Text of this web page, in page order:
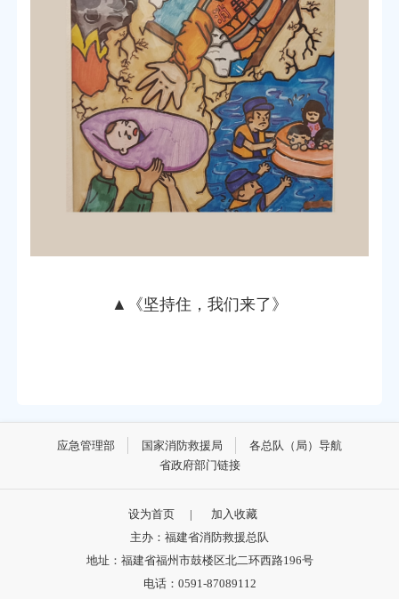
▲ 《坚持住，我们来了》
应急管理部 国家消防救援局
各总队（局）导航
省政府部门链接
设为首页 |
加入收藏
主办：福建省消防救援总队
地址：福建省福州市鼓楼区北二环西路196号
电话：0591-87089112